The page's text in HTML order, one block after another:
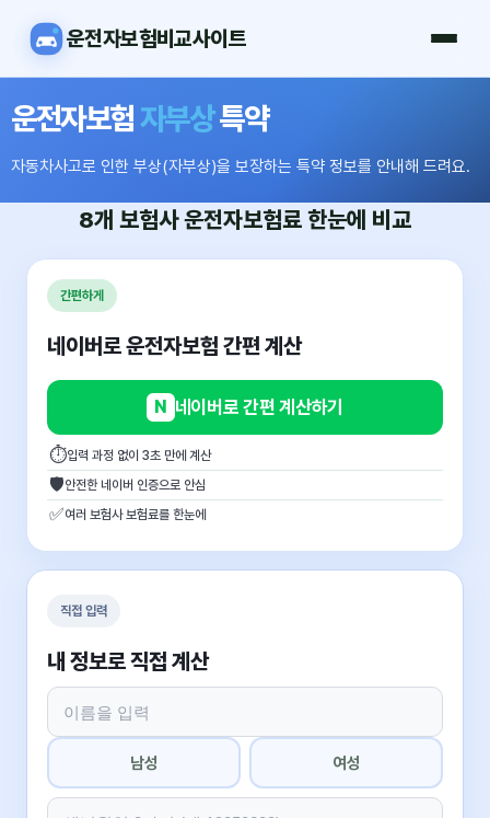
운전자보험비교사이트
운전자보험자부상특약
자동차사고로 인한 부상(자부상)을 보장하는 특약 정보를 안내해 드려요.
8개 보험사운전자보험료 한눈에 비교
간편하게
네이버로 운전자보험 간편 계산
N 네이버로 간편 계산하기
⏱입력 과정 없이 3초 만에 계산
🛡안전한 네이버 인증으로 안심
✅여러 보험사 보험료를 한눈에
직접 입력
내 정보로 직접 계산
남성 여성